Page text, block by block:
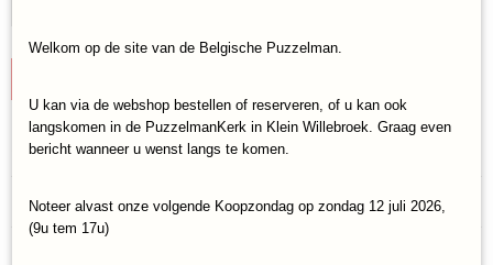
Specificaties
Master-Pieces-72129
EAN code
Reacties
Welkom op de site van de Belgische Puzzelman.
U kan via de webshop bestellen of reserveren, of u kan ook
langskomen in de PuzzelmanKerk in Klein Willebroek. Graag even
bericht wanneer u wenst langs te komen.
Noteer alvast onze volgende Koopzondag op zondag 12 juli 2026,
(9u tem 17u)